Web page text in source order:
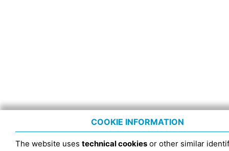
COOKIE INFORMATION
The website uses technical cookies or other similar